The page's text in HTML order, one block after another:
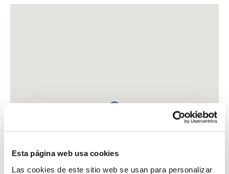
Esta página web usa cookies
Las cookies de este sitio web se usan para personalizar